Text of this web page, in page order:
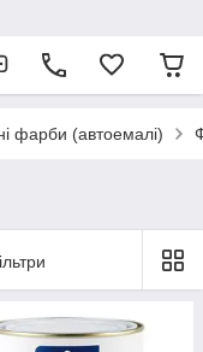
фарби (автоемалі)